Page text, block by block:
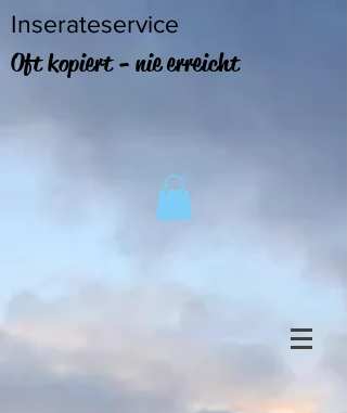
Inserateservice
Oft kopiert - nie erreicht